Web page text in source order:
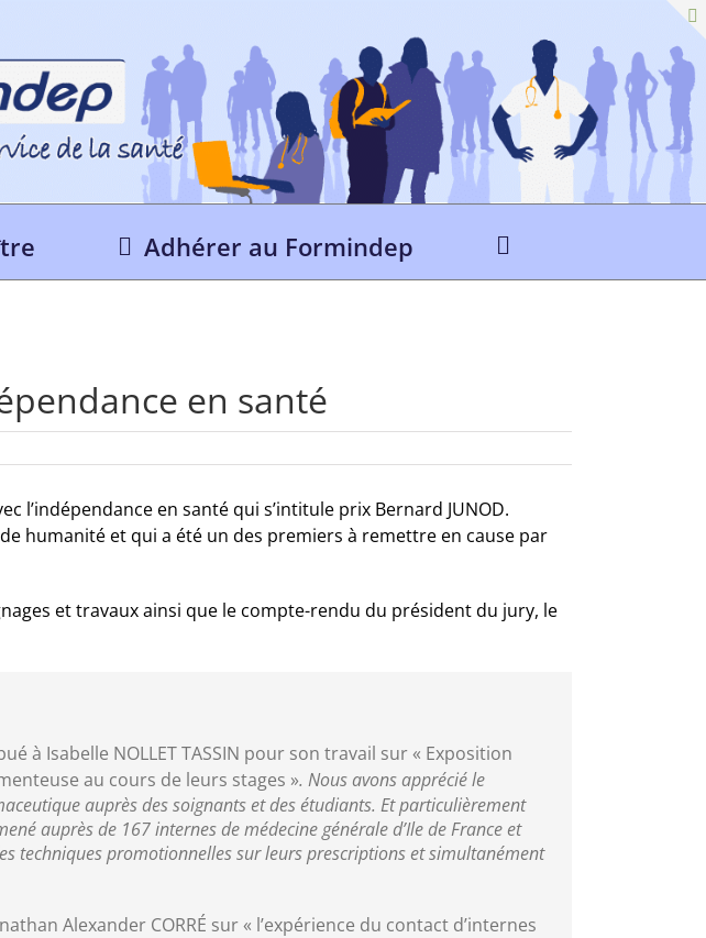
Adhérer au Formindep
en santé
l’indépendance en santé qui s’intitule prix Bernard JUNOD.
humanité et qui a été un des premiers à remettre en cause par
et travaux ainsi que le compte-rendu du président du jury, le
à Isabelle NOLLET TASSIN pour son travail sur « Exposition
au cours de leurs stages ». Nous avons apprécié le
auprès des soignants et des étudiants. Et particulièrement
auprès de 167 internes de médecine générale d’Ile de France et
techniques promotionnelles sur leurs prescriptions et simultanément
Alexander CORRÉ sur « l’expérience du contact d’internes